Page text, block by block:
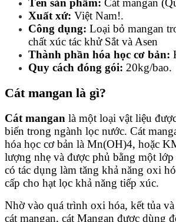
Tên sản phẩm: Cát mangan
Xuất xứ: Việt Nam!.
Công dụng: Loại bỏ mangan
chất xúc tác khử Sắt và Asen
Thành phần hóa học cơ bản:
Quy cách đóng gói: 20kg/bao.
Cát mangan là gì?
Cát mangan là một loại vật liệu
biến trong ngành lọc nước. Cát
hóa học cơ bản là Mn(OH)4, hoặc
lượng nhẹ và được phủ bằng một
có tác dụng làm tăng khả năng oxi
cấp cho hạt lọc khả năng tiếp xúc.
Nhờ vào quá trình oxi hóa, kết tủa
cát mangan, cát Mangan được dùng